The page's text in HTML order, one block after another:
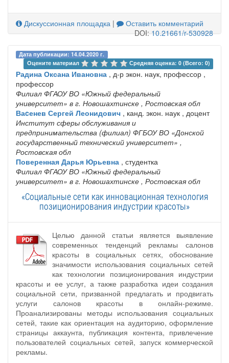
Дискуссионная площадка |
Оставить комментарий
DOI:10.21661/r-530928
Дата публикации: 14.04.2020 г.
Оцените материал
Средняя оценка: 0 (Всего: 0)
Радина Оксана Ивановна , д-р экон. наук, профессор ,
профессор
Филиал ФГАОУ ВО «Южный федеральный
университет» в г. Новошахтинске , Ростовская обл
Ваcенев Сергей Леонидович , канд. экон. наук , доцент
Институт сферы обслуживания и
предпринимательства (филиал) ФГБОУ ВО «Донской
государственный технический университет» ,
Ростовская обл
Поверенная Дарья Юрьевна , студентка
Филиал ФГАОУ ВО «Южный федеральный
университет» в г. Новошахтинске , Ростовская обл
«Социальные сети как инновационная технология
позиционирования индустрии красоты»
Целью данной статьи является выявление
современных тенденций рекламы салонов
красоты в социальных сетях, обоснование
значимости использования социальных сетей
как технологии позиционирования индустрии
красоты и ее услуг, а также разработка идеи создания
социальной сети, призванной предлагать и продвигать
услуги салонов красоты в онлайн-режиме.
Проанализированы методы использования социальных
сетей, такие как ориентация на аудиторию, оформление
страницы аккаунта, публикация контента, привлечение
пользователей социальных сетей, запуск коммерческой
рекламы.